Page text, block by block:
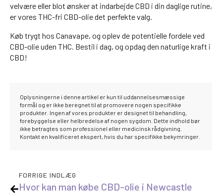
velvære eller blot ønsker at indarbejde CBD i din daglige rutine,
er vores THC-fri CBD-olie det perfekte valg.
Køb trygt hos Canavape, og oplev de potentielle fordele ved
CBD-olie uden THC. Bestil i dag, og opdag den naturlige kraft i
CBD!
Oplysningerne i denne artikel er kun til uddannelsesmæssige
formål og er ikke beregnet til at promovere nogen specifikke
produkter. Ingen af vores produkter er designet til behandling,
forebyggelse eller helbredelse af nogen sygdom. Dette indhold bør
ikke betragtes som professionel eller medicinsk rådgivning.
Kontakt en kvalificeret ekspert, hvis du har specifikke bekymringer.
FORRIGE INDLÆG
Hvor kan man købe CBD-olie i Newcastle